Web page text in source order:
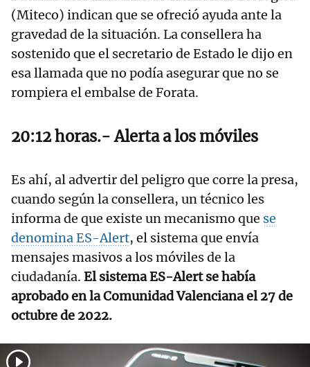
(Miteco) indican que se ofreció ayuda ante la
gravedad de la situación. La consellera ha
sostenido que el secretario de Estado le dijo en
esa llamada que no podía asegurar que no se
rompiera el embalse de Forata.
20:12 horas.- Alerta a los móviles
Es ahí, al advertir del peligro que corre la presa,
cuando según la consellera, un técnico les
informa de que existe un mecanismo que se
denomina ES-Alert, el sistema que envía
mensajes masivos a los móviles de la
ciudadanía. El sistema ES-Alert se había
aprobado en la Comunidad Valenciana el 27 de
octubre de 2022.